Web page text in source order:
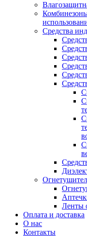
Средства
Ленты
Оплата и доставка
О нас
Контакты